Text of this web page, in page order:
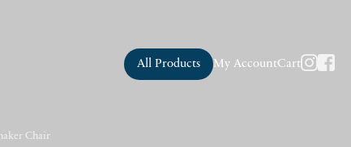
All Products My AccountCart
Chair